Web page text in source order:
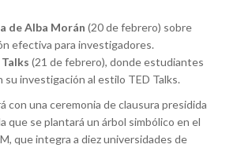
de Alba Morán (20 de febrero) sobre
efectiva para investigadores.
(21 de febrero), donde estudiantes
su investigación al estilo TED Talks.
con una ceremonia de clausura presidida
que se plantará un árbol simbólico en el
que integra a diez universidades de